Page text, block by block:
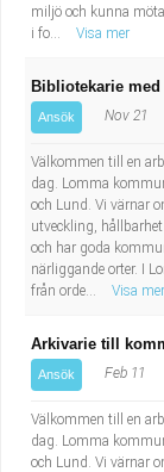
Sanering
Socialt
Tekniskt
Transport
sekreterare
Brevbärare
Kock,
miljö och kunna
i fo...
Visa mer
Bibliotekarie
Ansök Nov 21
Välkommen till en
dag. Lomma
och Lund. Vi värnar
utveckling,
och har goda
närliggande orter. I
från orde...
Visa mer
Arkivarie till
Ansök Feb 11
Välkommen till en
dag. Lomma
och Lund. Vi värnar